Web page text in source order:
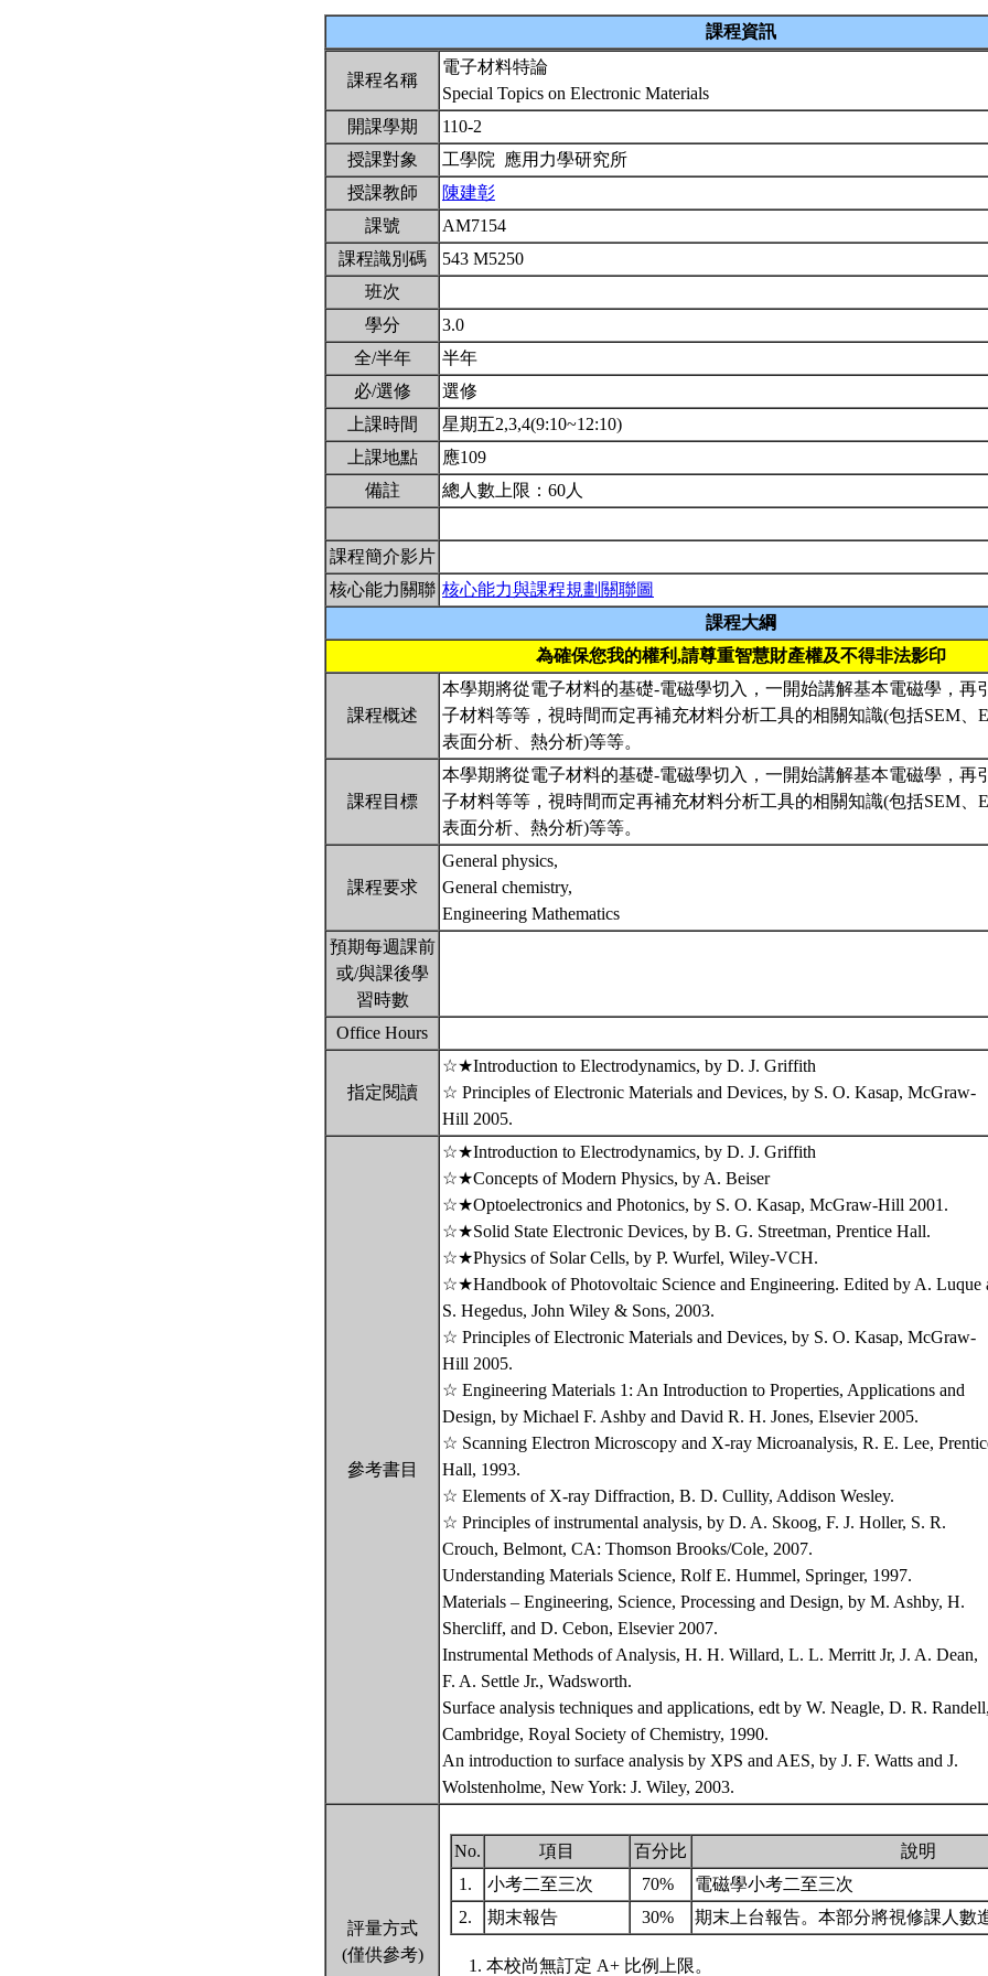
課程資訊
課程名稱
電子材料特論
Special Topics on Electronic Materials
開課學期
110-2
授課對象
工學院 應用力學研究所
授課教師
陳建彰
課號
AM7154
課程識別碼
543 M5250
班次
學分
3.0
全/半年
半年
必/選修
選修
上課時間
星期五2,3,4(9:10~12:10)
上課地點
應109
備註
總人數上限：60人
課程簡介影片
核心能力關聯 核心能力與課程規劃關聯圖
課程大綱
為確保您我的權利,請尊重智慧財產權及不得非法影印
課程概述
本學期將從電子材料的基礎-電磁學切入，一開始講解基本電磁學，再
子材料等等，視時間而定再補充材料分析工具的相關知識(包括SEM、
表面分析、熱分析)等等。
課程目標
本學期將從電子材料的基礎-電磁學切入，一開始講解基本電磁學，再
子材料等等，視時間而定再補充材料分析工具的相關知識(包括SEM、
表面分析、熱分析)等等。
課程要求
General physics,
General chemistry,
Engineering Mathematics
預期每週課前
或/與課後學
習時數
Office Hours
指定閱讀
☆★Introduction to Electrodynamics, by D. J. Griffith
☆ Principles of Electronic Materials and Devices, by S. O. Kasap, McGraw-
Hill 2005.
參考書目
☆★Introduction to Electrodynamics, by D. J. Griffith
☆★Concepts of Modern Physics, by A. Beiser
☆★Optoelectronics and Photonics, by S. O. Kasap, McGraw-Hill 2001.
☆★Solid State Electronic Devices, by B. G. Streetman, Prentice Hall.
☆★Physics of Solar Cells, by P. Wurfel, Wiley-VCH.
☆★Handbook of Photovoltaic Science and Engineering. Edited by A. Luque
S. Hegedus, John Wiley & Sons, 2003.
☆ Principles of Electronic Materials and Devices, by S. O. Kasap, McGraw-
Hill 2005.
☆ Engineering Materials 1: An Introduction to Properties, Applications and
Design, by Michael F. Ashby and David R. H. Jones, Elsevier 2005.
☆ Scanning Electron Microscopy and X-ray Microanalysis, R. E. Lee,
Hall, 1993.
☆ Elements of X-ray Diffraction, B. D. Cullity, Addison Wesley.
☆ Principles of instrumental analysis, by D. A. Skoog, F. J. Holler, S. R.
Crouch, Belmont, CA: Thomson Brooks/Cole, 2007.
Understanding Materials Science, Rolf E. Hummel, Springer, 1997.
Materials – Engineering, Science, Processing and Design, by M. Ashby, H.
Shercliff, and D. Cebon, Elsevier 2007.
Instrumental Methods of Analysis, H. H. Willard, L. L. Merritt Jr, J. A. Dean,
F. A. Settle Jr., Wadsworth.
Surface analysis techniques and applications, edt by W. Neagle, D. R. Randell,
Cambridge, Royal Society of Chemistry, 1990.
An introduction to surface analysis by XPS and AES, by J. F. Watts and J.
Wolstenholme, New York: J. Wiley, 2003.
評量方式
(僅供參考)
No. 項目 百分比
說明
1.
小考二至三次 70%
電磁學小考二至三次
2.
期末報告 30% 期末上台報告。本部分將視修課人數
本校尚無訂定 A+ 比例上限。